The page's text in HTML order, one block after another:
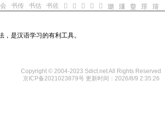
书传 书估 书佐 𤨜 𤨝 𤨞 𤨟 𤨠 𤨡 𤨢 𤨣 𤨤 𤨥
是汉语学习的有利工具。
Copyright © 2004-2023 Sdict.net All Rights Reserved
京ICP备2021023879号更新时间：2026/8/9 2:35:26